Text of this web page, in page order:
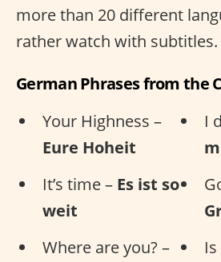
more than 20 different
rather watch with subtitles.
German Phrases from the
Your Highness –
Eure Hoheit
It’s time – Es ist so
weit
Where are you? –
I